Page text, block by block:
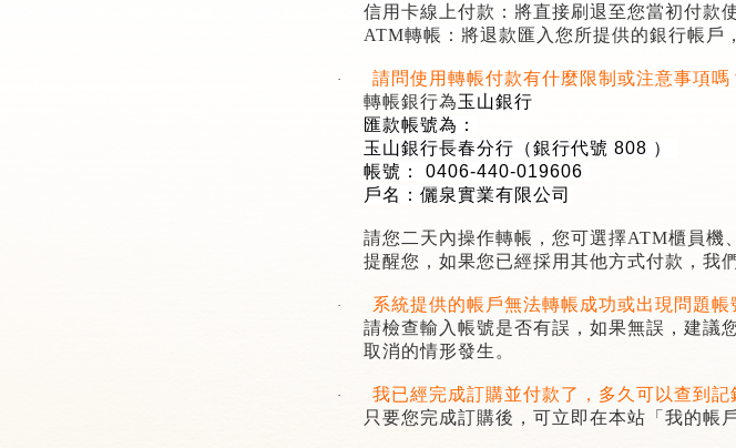
信用卡線上付款：將直接刷退至您當初付款
ATM轉帳：將退款匯入您所提供的銀行帳戶
·
請問使用轉帳付款有什麼限制或注意事項嗎
轉帳銀行為玉山銀行
匯款帳號為：
玉山銀行長春分行（銀行代號 808 ）
帳號：
0406-440-019606
戶名：儷泉實業有限公司
請您二天內操作轉帳，您可選擇ATM櫃員機
提醒您，如果您已經採用其他方式付款，我
·
系統提供的帳戶無法轉帳成功或出現問題帳
請檢查輸入帳號是否有誤，如果無誤，建議
取消的情形發生。
·
我已經完成訂購並付款了，多久可以查到記
只要您完成訂購後，可立即在本站「我的帳戶